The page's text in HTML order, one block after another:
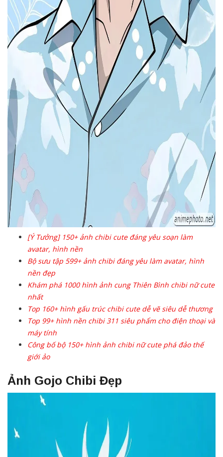
[Ý Tưởng] 150+ ảnh chibi cute đáng yêu soạn làm
avatar, hình nền
Bộ sưu tập 599+ ảnh chibi đáng yêu làm avatar, hình
nền đẹp
Khám phá 1000 hình ảnh cung Thiên Bình chibi nữ cute
nhất
Top 160+ hình gấu trúc chibi cute dễ vẽ siêu dễ thương
Top 99+ hình nền chibi 311 siêu phẩm cho điện thoại và
máy tính
Công bố bộ 150+ hình ảnh chibi nữ cute phá đảo thế
giới ảo
Ảnh Gojo Chibi Đẹp